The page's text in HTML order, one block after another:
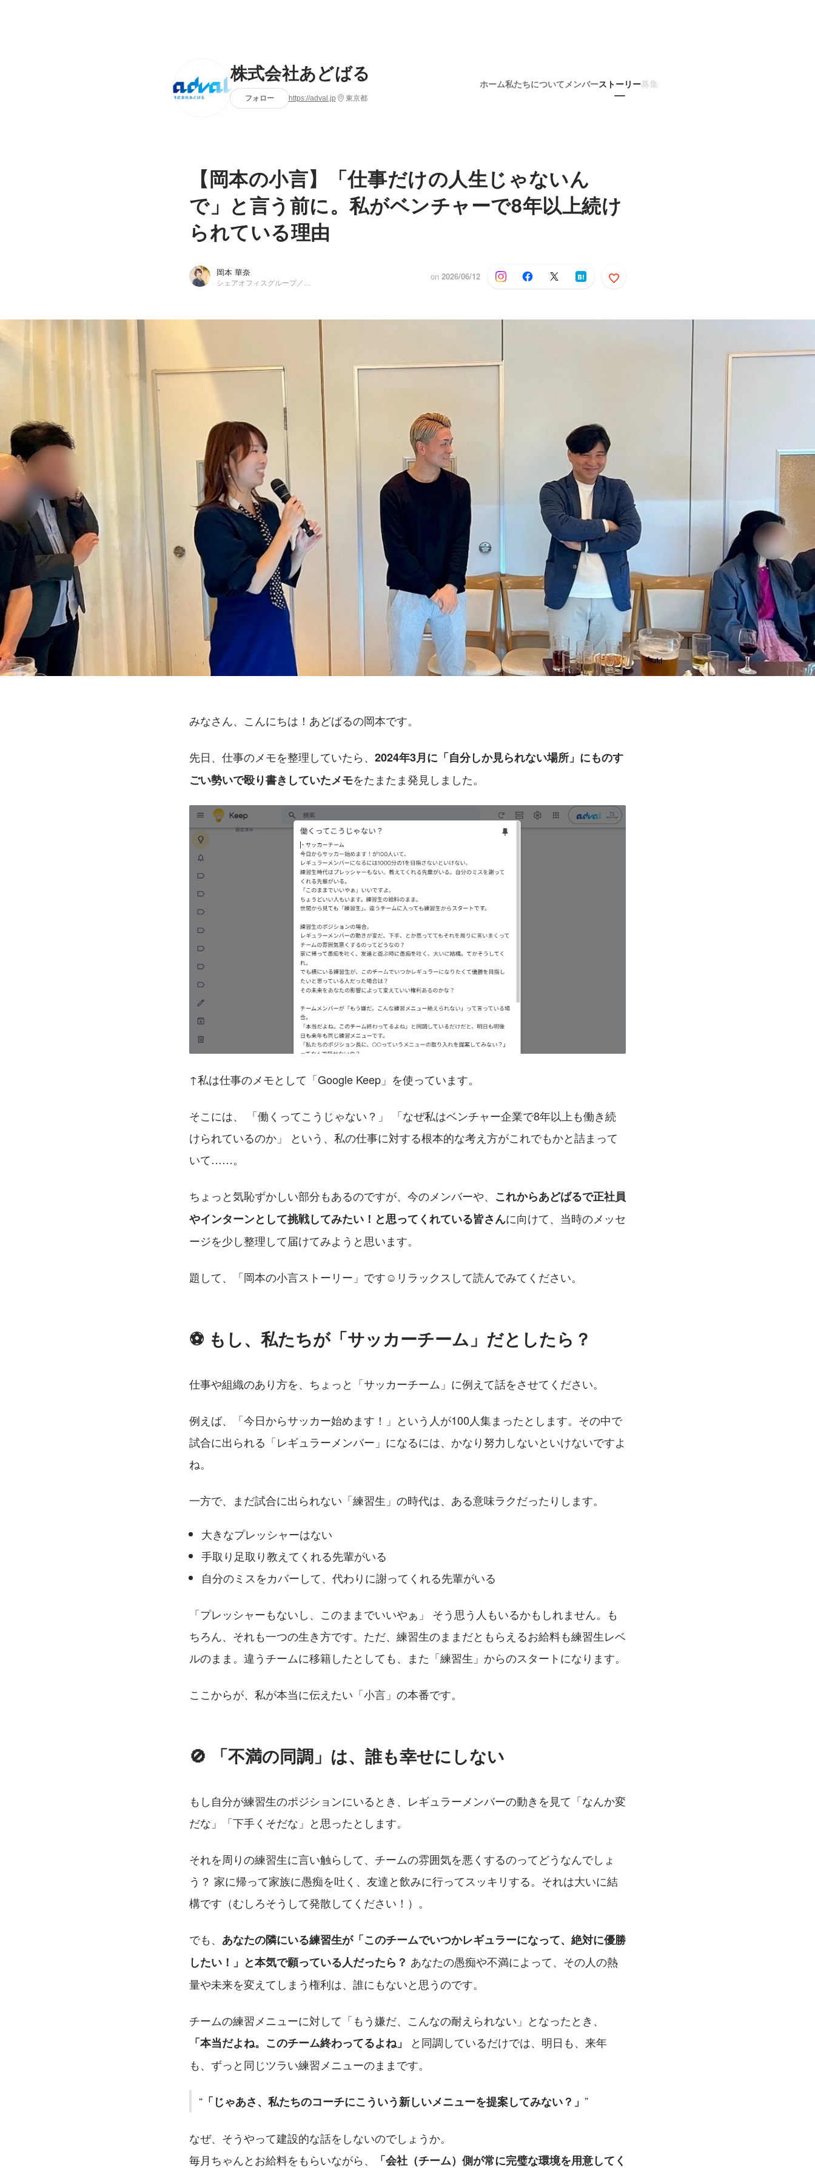
株式会社あどばる
フォロー https://adval.jp 東京都
ホーム私たちについて メンバーストーリー募集
【岡本の小言】「仕事だけの人生じゃないん
で」と言う前に。私がベンチャーで8年以上続け
られている理由
岡本 華奈 on 2026/06/12
みなさん、こんにちは！あどばるの岡本です。
先日、仕事のメモを整理していたら、 2024年3月に「自分しか見られない場所」にものす
ごい勢いで殴り書きしていたメモをたまたま発見しました。
↑私は仕事のメモとして「Google Keep」を使っています。
そこには、 「働くってこうじゃない？」 「なぜ私はベンチャー企業で8年以上も働き続
けられているのか」 という、私の仕事に対する根本的な考え方がこれでもかと詰まって
いて……。
ちょっと気恥ずかしい部分もあるのですが、今のメンバーや、 これからあどばるで正社員
やインターンとして挑戦してみたい！と思ってくれている皆さんに向けて、当時のメッセ
ージを少し整理して届けてみようと思います。
題して、「岡本の小言ストーリー」です☺️リラックスして読んでみてください。
⚽️ もし、私たちが「サッカーチーム」だとしたら？
仕事や組織のあり方を、ちょっと「サッカーチーム」に例えて話をさせてください。
例えば、「今日からサッカー始めます！」という人が100人集まったとします。その中で
試合に出られる「レギュラーメンバー」になるには、かなり努力しないといけないですよ
ね。
一方で、まだ試合に出られない「練習生」の時代は、ある意味ラクだったりします。
大きなプレッシャーはない
手取り足取り教えてくれる先輩がいる
自分のミスをカバーして、代わりに謝ってくれる先輩がいる
「プレッシャーもないし、このままでいいやぁ」 そう思う人もいるかもしれません。も
ちろん、それも一つの生き方です。ただ、練習生のままだともらえるお給料も練習生レベ
ルのまま。違うチームに移籍したとしても、また「練習生」からのスタートになります。
ここからが、私が本当に伝えたい「小言」の本番です。
🚫 「不満の同調」は、誰も幸せにしない
もし自分が練習生のポジションにいるとき、レギュラーメンバーの動きを見て「なんか変
だな」「下手くそだな」と思ったとします。
それを周りの練習生に言い触らして、チームの雰囲気を悪くするのってどうなんでしょ
う？ 家に帰って家族に愚痴を吐く、友達と飲みに行ってスッキリする。それは大いに結
構です（むしろそうして発散してください！）。
でも、 あなたの隣にいる練習生が「このチームでいつかレギュラーになって、絶対に優勝
したい！」と本気で願っている人だったら？ あなたの愚痴や不満によって、その人の熱
量や未来を変えてしまう権利は、誰にもないと思うのです。
「本当だよね。このチーム終わってるよね」
と同調しているだけでは、明日も、来年
も、ずっと同じツラい練習メニューのままです。
「じゃあさ、私たちのコーチにこういう新しいメニューを提案してみない？」
なぜ、そうやって建設的な話をしないのでしょうか。
毎月ちゃんとお給料をもらいながら、
「会社（チーム）側が常に完璧な環境を用意してく